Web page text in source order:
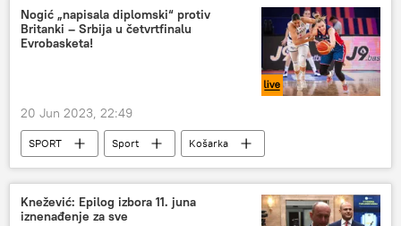
Nogić „napisala diplomski“ protiv
Britanki – Srbija u četvrtfinalu
Evrobasketa!
20 Jun 2023, 22:49
SPORT Sport
Košarka
Evropsko prvenstvo u košarci za žene 2023
Knežević: Epilog izbora 11. juna
iznenađenje za sve